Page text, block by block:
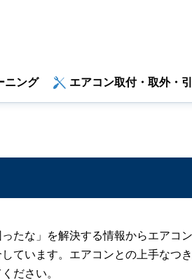
ニング エアコン取付・取外・
たな」を解決する情報からエアコ
ています。エアコンとの上手なつ
ださい。